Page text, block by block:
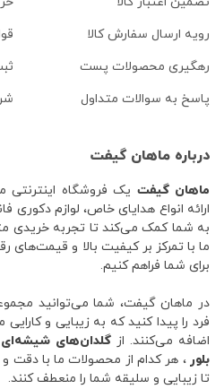
رویه ارسال سفارش کالا
رهگیری محصولات پست
پاسخ به سوالات متداول
درباره ماهان گیفت
ماهان گیفت یک فروشگاه
ارائه انواع هدایای خاص، لوازم دکوری
به شما کمک می‌کند تا تجربه خریدی
ما با تمرکز بر کیفیت بالا و قیمت‌های
برای شما فراهم کنیم.
در ماهان گیفت، شما می‌توانید
فرد را پیدا کنید که به زیبایی و
اضافه می‌کنند. از گلدان‌های
بلور، هر کدام از محصولات ما با دقت
تا زیبایی و سلیقه شما را منعطف کنند.